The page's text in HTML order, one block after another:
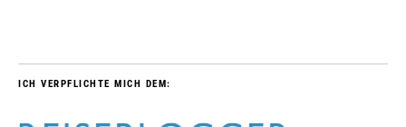
ICH VERPFLICHTE MICH DEM: